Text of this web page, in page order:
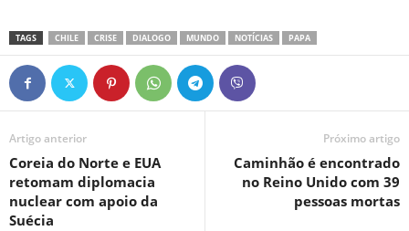
TAGS CHILE CRISE DIALOGO MUNDO NOTÍCIAS PAPA
Artigo anterior
Coreia do Norte e EUA
retomam diplomacia
nuclear com apoio da
Suécia
Próximo artigo
Caminhão é encontrado
no Reino Unido com 39
pessoas mortas